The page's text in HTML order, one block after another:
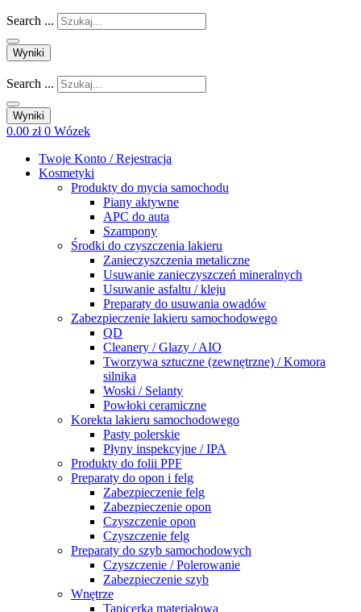
Search ...
Wyniki
Search ...
Wyniki
0.00 zł 0 Wózek
Twoje Konto / Rejestracja
Kosmetyki
Produkty do mycia samochodu
Piany aktywne
APC do auta
Szampony
Środki do czyszczenia lakieru
Zanieczyszczenia metaliczne
Usuwanie zanieczyszczeń mineralnych
Usuwanie asfaltu / kleju
Preparaty do usuwania owadów
Zabezpieczenie lakieru samochodowego
QD
Cleanery / Glazy / AIO
Tworzywa sztuczne (zewnętrzne) / Komora
silnika
Woski / Selanty
Powłoki ceramiczne
Korekta lakieru samochodowego
Pasty polerskie
Płyny inspekcyjne / IPA
Produkty do folii PPF
Preparaty do opon i felg
Zabezpieczenie felg
Zabezpieczenie opon
Czyszczenie opon
Czyszczenie felg
Preparaty do szyb samochodowych
Czyszczenie / Polerowanie
Zabezpieczenie szyb
Wnętrze
Tapicerka materiałowa